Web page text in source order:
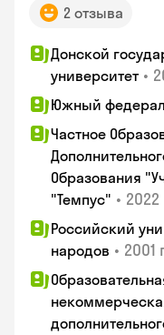
2 отзыва
Донской
университет •
Южный
Частное
Образования
"Темпус" • 2022
Российский
народов • 2001